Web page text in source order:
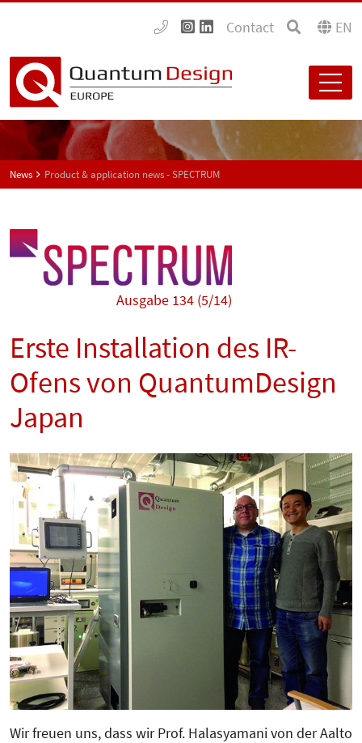
Contact EN
News Product & application news - SPECTRUM
Ausgabe 134 (5/14)
Erste Installation des IR-
Ofens von QuantumDesign
Japan
Wir freuen uns, dass wir Prof. Hala­syamani von der Aalto